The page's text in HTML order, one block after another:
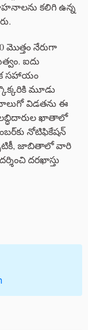
కలిగి ఉన్న
మొత్తం నేరుగా
ఐదు
సహాయం
మూడు
విడతను ఈ
లబ్ధిదారుల ఖాతాలో
నోటిఫికేషన్
జాబితాలో వారి
దరఖాస్తు